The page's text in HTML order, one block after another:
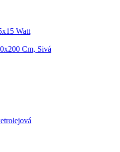
Watt
Cm, Sivá